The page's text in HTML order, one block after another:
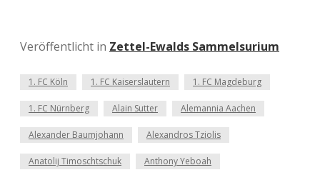
Veröffentlicht in Zettel-Ewalds Sammelsurium
1. FC Köln 1. FC Kaiserslautern 1. FC Magdeburg
1. FC Nürnberg Alain Sutter Alemannia Aachen
Alexander Baumjohann Alexandros Tziolis
Anatolij Timoschtschuk Anthony Yeboah